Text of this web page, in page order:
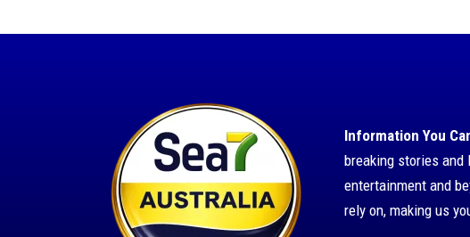
Information You
breaking stories
entertainment and
rely on, making us